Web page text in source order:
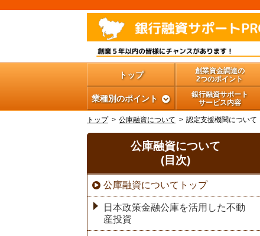
トップ
創業資金調達の
2つのポイント
業種別のポイント
銀行融資サポート
サービス内容
トップ 公庫融資について 認定支援機関について
公庫融資について
(目次)
公庫融資についてトップ
日本政策金融公庫を活用した不動
産投資